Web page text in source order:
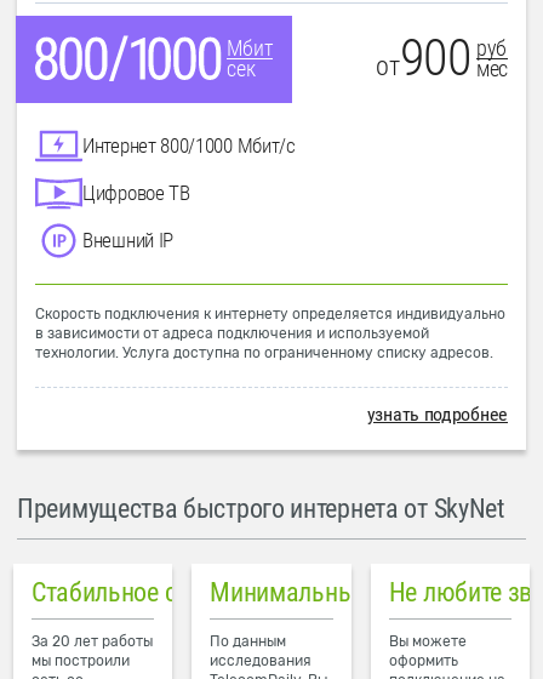
Мбит
сек
от900 руб
мес
Интернет 800/1000 Мбит/с
Цифровое ТВ
Внешний IP
Скорость подключения к интернету определяется индивидуально
в зависимости от адреса подключения и используемой
технологии. Услуга доступна по ограниченному списку адресов.
узнать подробнее
Преимущества быстрого интернета от SkyNet
Стабильное соединение
За 20 лет работы
мы построили
Минимальный пинг в городе
По данным
исследования
Не любите
Вы можете
оформить